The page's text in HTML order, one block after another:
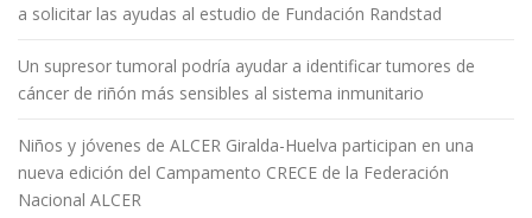
a solicitar las ayudas al estudio de Fundación Randstad
Un supresor tumoral podría ayudar a identificar tumores de
cáncer de riñón más sensibles al sistema inmunitario
Niños y jóvenes de ALCER Giralda-Huelva participan en una
nueva edición del Campamento CRECE de la Federación
Nacional ALCER